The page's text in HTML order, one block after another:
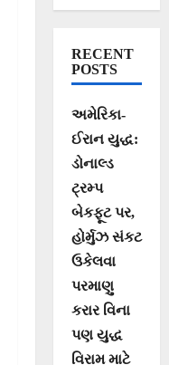
RECENT
POSTS
અમેરિકા-
ઈરાન યુદ્ધ:
ડોનાલ્ડ
ટ્રમ્પ
બેકફૂટ પર,
હોર્મુઝ સંકટ
ઉકેલવા
પરમાણુ
કરાર વિના
પણ યુદ્ધ
વિરામ માટે